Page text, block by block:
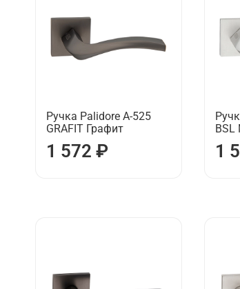
Ручка Palidore А-525
GRAFIT Графит
1 572 ₽
BSL
1